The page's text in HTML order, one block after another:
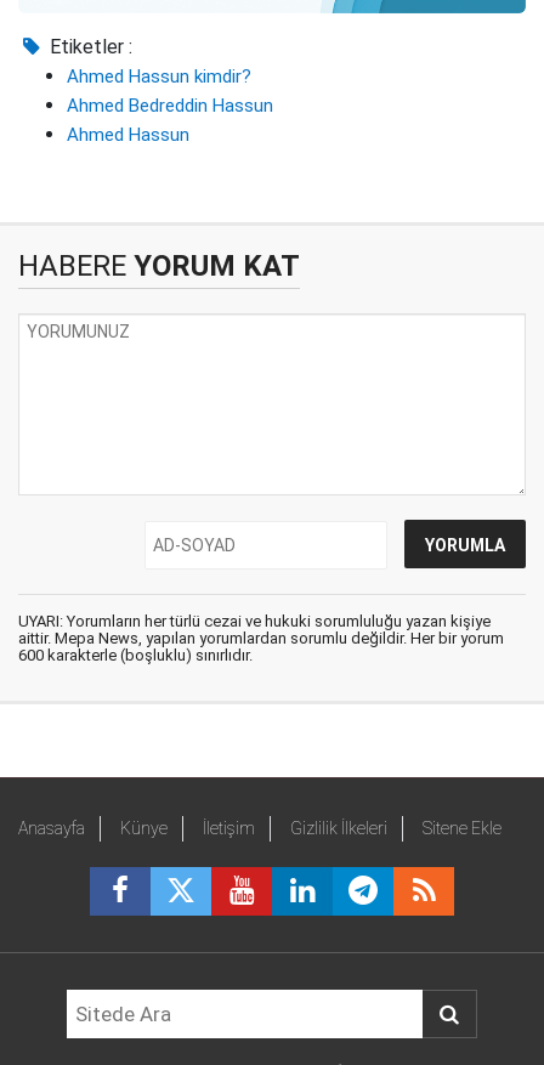
Etiketler :
Ahmed Hassun kimdir?
Ahmed Bedreddin Hassun
Ahmed Hassun
HABERE YORUM KAT
UYARI: Yorumların her türlü cezai ve hukuki sorumluluğu yazan kişiye
aittir. Mepa News, yapılan yorumlardan sorumlu değildir. Her bir yorum
600 karakterle (boşluklu) sınırlıdır.
Anasayfa Künye İletişim Gizlilik İlkeleri Sitene Ekle